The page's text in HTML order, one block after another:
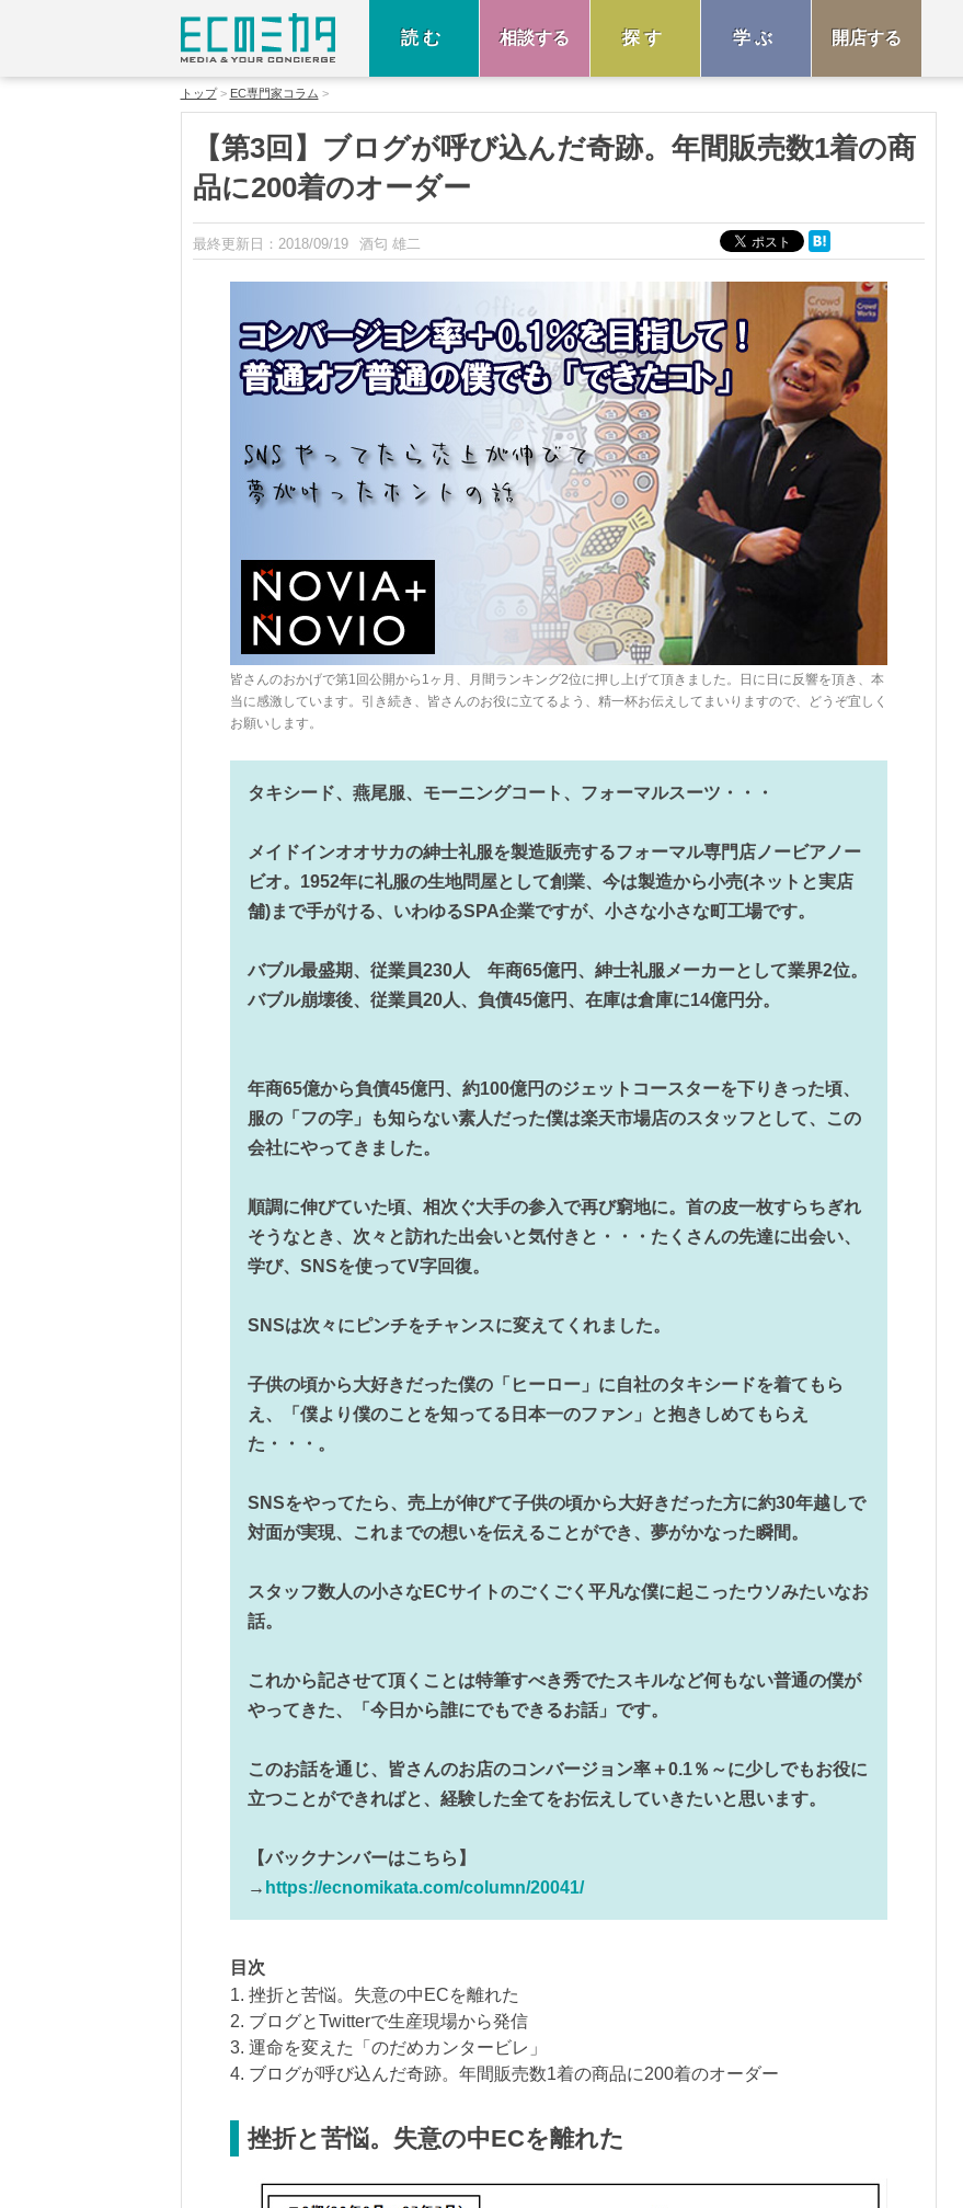
読む 相談する 探す 学ぶ 開店する
トップ EC専門家コラム
【第3回】ブログが呼び込んだ奇跡。年間販売数1着の商
品に200着のオーダー
最終更新日： 2018/09/19 酒匂 雄二
皆さんのおかげで第1回公開から1ヶ月、月間ランキング2位に押し上げて頂きました。日に日に反響を頂き、本
当に感激しています。引き続き、皆さんのお役に立てるよう、精一杯お伝えしてまいりますので、どうぞ宜しく
お願いします。
タキシード、燕尾服、モーニングコート、フォーマルスーツ・・・
メイドインオオサカの紳士礼服を製造販売するフォーマル専門店ノービアノー
ビオ。1952年に礼服の生地問屋として創業、今は製造から小売(ネットと実店
舗)まで手がける、いわゆるSPA企業ですが、小さな小さな町工場です。
バブル最盛期、従業員230人 年商65億円、紳士礼服メーカーとして業界2位。
バブル崩壊後、従業員20人、負債45億円、在庫は倉庫に14億円分。
年商65億から負債45億円、約100億円のジェットコースターを下りきった頃、
服の「フの字」も知らない素人だった僕は楽天市場店のスタッフとして、この
会社にやってきました。
順調に伸びていた頃、相次ぐ大手の参入で再び窮地に。首の皮一枚すらちぎれ
そうなとき、次々と訪れた出会いと気付きと・・・たくさんの先達に出会い、
学び、SNSを使ってV字回復。
SNSは次々にピンチをチャンスに変えてくれました。
子供の頃から大好きだった僕の「ヒーロー」に自社のタキシードを着てもら
え、「僕より僕のことを知ってる日本一のファン」と抱きしめてもらえ
た・・・。
SNSをやってたら、売上が伸びて子供の頃から大好きだった方に約30年越しで
対面が実現、これまでの想いを伝えることができ、夢がかなった瞬間。
スタッフ数人の小さなECサイトのごくごく平凡な僕に起こったウソみたいなお
話。
これから記させて頂くことは特筆すべき秀でたスキルなど何もない普通の僕が
やってきた、「今日から誰にでもできるお話」です。
このお話を通じ、皆さんのお店のコンバージョン率＋0.1％～に少しでもお役に
立つことができればと、経験した全てをお伝えしていきたいと思います。
【バックナンバーはこちら】
→ https://ecnomikata.com/column/20041/
目次
1. 挫折と苦悩。失意の中ECを離れた
2. ブログとTwitterで生産現場から発信
3. 運命を変えた「のだめカンタービレ」
4. ブログが呼び込んだ奇跡。年間販売数1着の商品に200着のオーダー
挫折と苦悩。失意の中ECを離れた